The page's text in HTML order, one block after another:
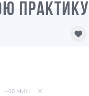
ПРАКТИКУ
~60 МИН